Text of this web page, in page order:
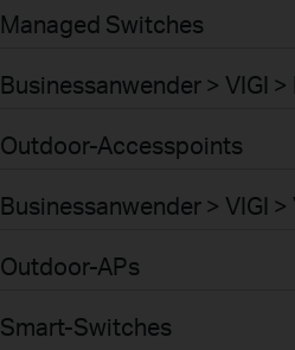
Managed Switches
Businessanwender > VIGI
Outdoor-Accesspoints
Businessanwender > VIGI
Outdoor-APs
Smart-Switches